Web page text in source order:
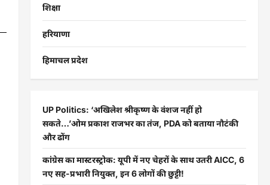
शिक्षा
हरियाणा
हिमाचल प्रदेश
UP Politics: ‘अखिलेश श्रीकृष्ण के वंशज नहीं हो
सकते…’ओम प्रकाश राजभर का तंज, PDA को बताया नौटंकी
और ढोंग
कांग्रेस का मास्टरस्ट्रोक: यूपी में नए चेहरों के साथ उतरी AICC, 6
नए सह-प्रभारी नियुक्त, इन 6 लोगों की छुट्टी!